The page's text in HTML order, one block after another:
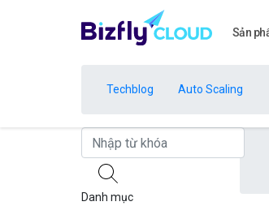
Sản
Techblog Auto Scaling
Danh mục